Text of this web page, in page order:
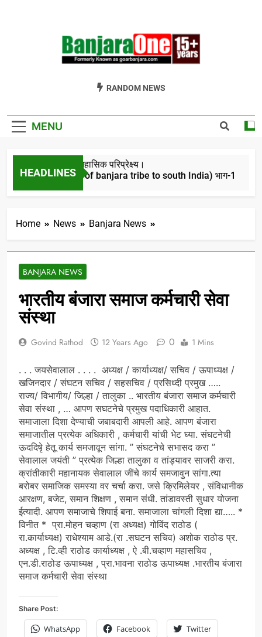
Welcome To
GoarBanjara.com
RANDOM NEWS
MENU
HEADLINES
बंजारो का ऐतिहासिक परिप्रेक्ष्य।
(Migration of banjara tribe to south India) भाग-1
4 Years Ago
Home News Banjara News
BANJARA NEWS
भारतीय बंजारा समाज कर्मचारी सेवा
संस्था
Govind Rathod 12 Years Ago 0 1 Mins
. . . जयसेवालाल . . . . अध्यक्ष / कार्याध्यक्ष/ सचिव / ऊपाध्यक्ष /
खजिनदार / संघटन सचिव / सहसचिव / प्रसिध्दी प्रमुख …..
राज्य/ विभागीय/ जिल्हा / तालुका .. भारतीय बंजारा समाज कर्मचारी
सेवा संस्था , … आपण सघटनेचे प्रमुख पदाधिकारी आहात.
समाजाला दिशा देण्याची जबाबदारी आपली आहे. आपण बंजारा
समाजातील प्रत्येक अधिकारी , कर्मचारी यांची भेट घ्या. संघटनेची
ऊददिषृे हेतू कार्य समजावून सांगा. ” संघटनेचे सभासद करा ”
सेवालाल जयंती ” प्रत्येक जिल्हा तालुका व तांड्यावर साजरी करा.
क्रांतीकारी महानायक सेवालाल जींचे कार्य समजावुन सांगा.त्या
बरोबर समाजिक समस्या वर चर्चा करा. जसे क्रिमिलेयर , संविधानीक
आरक्षण, बजेट, समान शिक्षण , समान संधी. तांडावस्ती सुधार योजना
ईत्यादी. आपण समाजाचे शिपाई बना. समाजाला चांगली दिशा द्या….. *
विनीत * प्रा.मोहन चव्हाण (रा अध्यक्ष) गोविंद राठोड (
रा.कार्याध्यक्ष) राधेश्याम आडे.(रा .सघटन सचिव) अशोक राठोड प्र.
अध्यक्ष , टि.व्ही राठोड कार्याध्यक्ष , ऐ .बी.चव्हाण महासचिव ,
एन.डी.राठोड ऊपाध्यक्ष , प्रा.भावना राठोड ऊपाध्यक्ष .भारतीय बंजारा
समाज कर्मचारी सेवा संस्था
Share Post:
WhatsApp Facebook Twitter